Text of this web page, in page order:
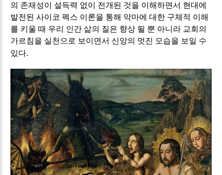
의 존재성이 설득력 없이 전개된 것을 이해하면서 현대에
발전된 사이코 펙스 이론을 통해 악마에 대한 구체적 이해
를 키울 때 우리 인간 삶의 질은 향상 될 뿐 아니라 교회의
가르침을 실천으로 보이면서 신앙의 멋진 모습을 보일 수
있다.